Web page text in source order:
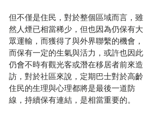
但不僅是住民，對於整個區域而言，雖
然人煙已相當稀少，但也因為仍保有大
眾運輸，而獲得了與外界聯繫的機會，
而保有一定的生氣與活力，或許也因此
仍會不時有觀光客或潛在移居者前來造
訪，對於社區來說，定期巴士對於高齡
住民的生理與心理都將是最後一道防
線，持續保有連結，是相當重要的。